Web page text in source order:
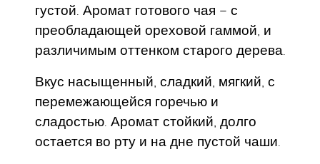
густой. Аромат готового чая – с
преобладающей ореховой гаммой, и
различимым оттенком старого дерева.
Вкус насыщенный, сладкий, мягкий, с
перемежающейся горечью и
сладостью. Аромат стойкий, долго
остается во рту и на дне пустой чаши.